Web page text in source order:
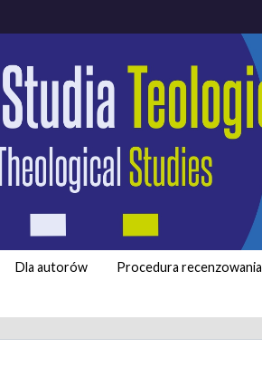
Dla autorów Procedura recenzowania